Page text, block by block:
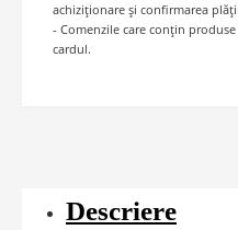
achiziționare și confirmarea
- Comenzile care conțin
cardul.
Descriere